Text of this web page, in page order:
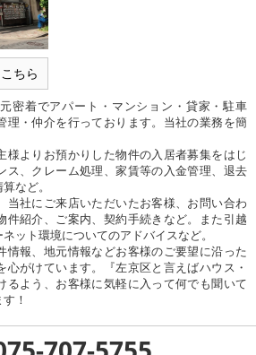
ちら
密着でアパート・マンション・貸家・駐車
理・仲介を行っております。当社の業務を簡
様よりお預かりした物件の入居者募集をはじ
ス、クレーム処理、家賃等の入金管理、退去
など。
当社にご来店いただいたお客様、お問い合わ
件紹介、ご案内、契約手続きなど。また引越
ット環境についてのアドバイスなど。
情報、地元情報などお客様のご要望に沿った
心がけています。『左京区と言えばハウス・
るよう、お客様に気軽に入って何でも聞いて
！